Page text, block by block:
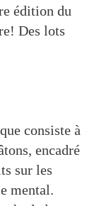
édition du
Des lots
consiste à
encadré
sur les
mental.